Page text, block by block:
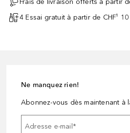
Frais de livraison offerts à partir
4 Essai gratuit à partir de CHF¹ 10
Ne manquez rien!
Abonnez-vous dès maintenant à
Adresse e-mail*